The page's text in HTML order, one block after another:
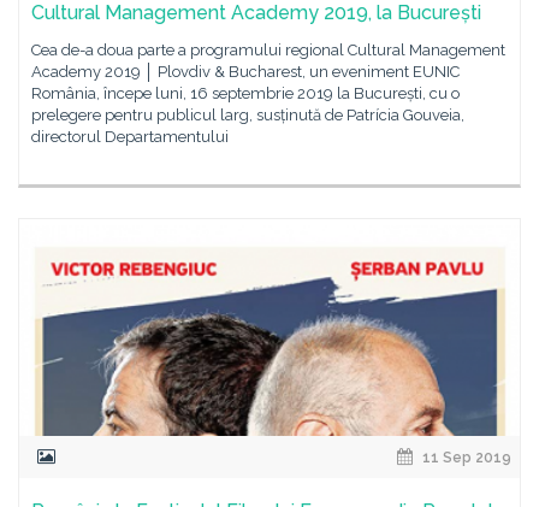
Cultural Management Academy 2019, la București
Cea de-a doua parte a programului regional Cultural Management
Academy 2019 │ Plovdiv & Bucharest, un eveniment EUNIC
România, începe luni, 16 septembrie 2019 la București, cu o
prelegere pentru publicul larg, susținută de Patrícia Gouveia,
directorul Departamentului
11 Sep 2019